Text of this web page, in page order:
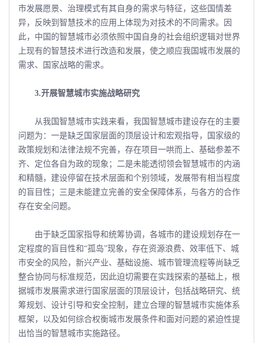
市发展愿景、治理模式有其自身的需求与特征，这些国情差
异，反映到智慧技术的应用上体现为对技术的不同需求。因
此，中国的智慧城市必须依照中国自身的社会组织逻辑对世界
上现有的智慧技术进行改造和发展，使之顺应我国城市发展的
需求、国家战略的需求。
3.开展智慧城市实施战略研究
从我国智慧城市实践来看，我国智慧城市建设存在的主要
问题为：一是缺乏国家层面的顶层设计和宏观指导，国家级的
政策规划和法律法规不完善，存在项目一哄而上、基础参差不
齐、定位各自为政的现象；二是未能透彻领会智慧城市的内涵
和精髓，建设停留在技术层面和个别领域，发展带有相当程度
的盲目性；三是未能建立完善的安全保障体系，与各方的合作
存在安全问题。
由于缺乏国家指导和统筹协调，各城市的建设规划存在一
定程度的盲目性和“孤岛”现象，存在资源浪费、效率低下、城
市安全的风险，新兴产业、基础设施、城市管理流程等尚缺乏
整合协同与标准规范，因此迫切需要在实践探索的基础上，根
据城市发展需求进行国家层面的顶层设计，包括战略研究、统
筹规划、设计引导和安全控制，建立合理的智慧城市实施体系
框架，以及如何综合权衡城市发展条件和面对问题的紧迫性提
出恰当的智慧城市实施路径。